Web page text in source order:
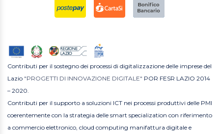
Contributi per il sostegno dei processi di digitalizzazione delle imprese del
Lazio "PROGETTI DI INNOVAZIONE DIGITALE" POR FESR LAZIO 2014
– 2020.
Contributi per il supporto a soluzioni ICT nei processi produttivi delle PMI
coerentemente con la strategia delle smart specialization con riferimento
a commercio elettronico, cloud computing manifattura digitale e